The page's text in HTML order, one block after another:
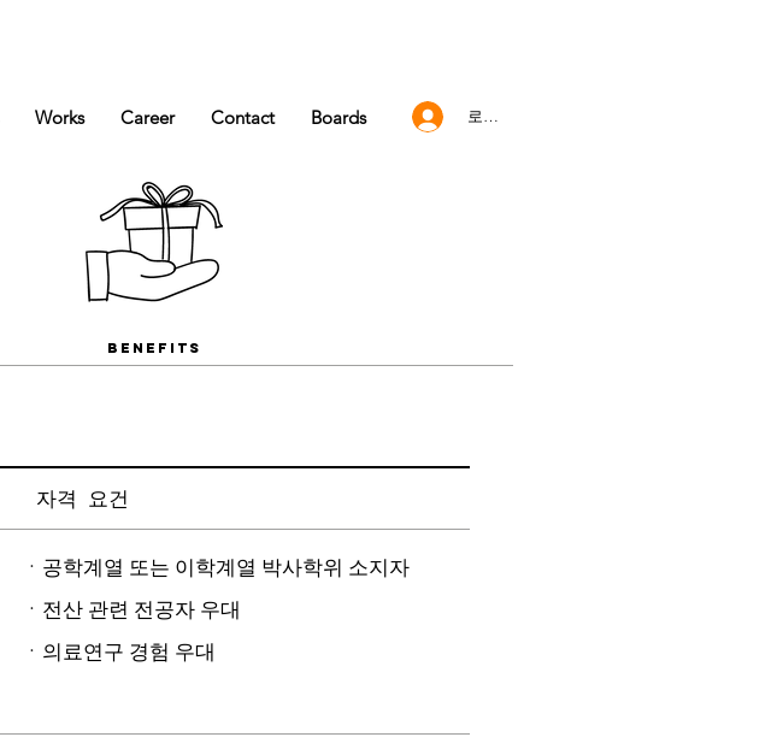
로그인
Works Career Contact Boards
benefits
자격 요건
ㆍ공학계열 또는 이학계열 박사학위 소지자
ㆍ전산 관련 전공자 우대
ㆍ의료연구 경험 우대